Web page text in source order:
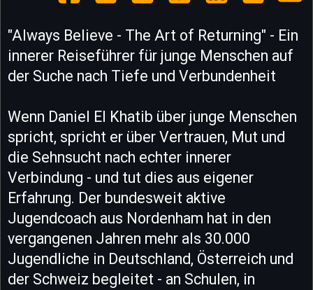
"Always Believe - The Art of Returning" - Ein
innerer Reiseführer für junge Menschen auf
der Suche nach Tiefe und Verbundenheit
Wenn Daniel El Khatib über junge Menschen
spricht, spricht er über Vertrauen, Mut und
die Sehnsucht nach echter innerer
Verbindung - und tut dies aus eigener
Erfahrung. Der bundesweit aktive
Jugendcoach aus Nordenham hat in den
vergangenen Jahren mehr als 30.000
Jugendliche in Deutschland, Österreich und
der Schweiz begleitet - an Schulen, in